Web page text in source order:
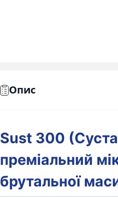
Опис
Sust 300
преміальний
брутальної